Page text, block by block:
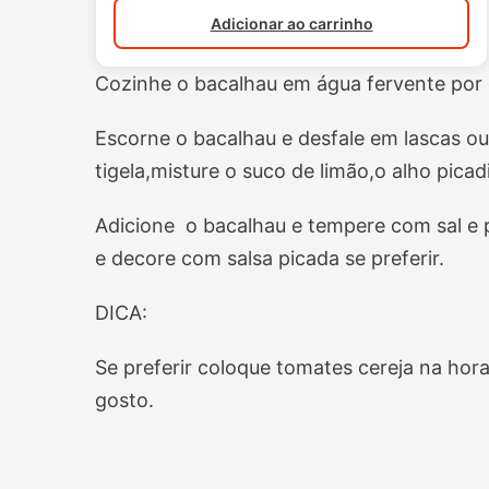
Adicionar ao carrinho
Cozinhe o bacalhau em água fervente
Escorne o bacalhau e desfale em lascas
tigela,misture o suco de limão,o alho
Adicione o bacalhau e tempere com sal
e decore com salsa picada se preferir.
DICA:
Se preferir coloque tomates cereja na
gosto.